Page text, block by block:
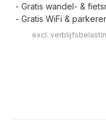
Gratis wandel- &
Gratis WiFi &
excl.